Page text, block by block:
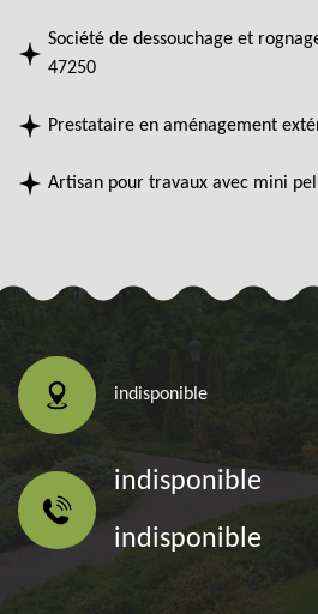
Société de dessouchage et
47250
Prestataire en aménagement
Artisan pour travaux avec mini
indisponible
indisponible
indisponible